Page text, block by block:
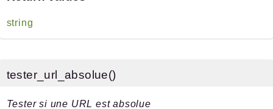
string
tester_url_absolue()
Tester si une URL est absolue